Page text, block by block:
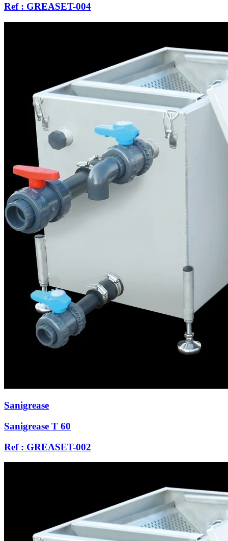
Ref : GREASET-004
Sanigrease
Sanigrease T 60
Ref : GREASET-002